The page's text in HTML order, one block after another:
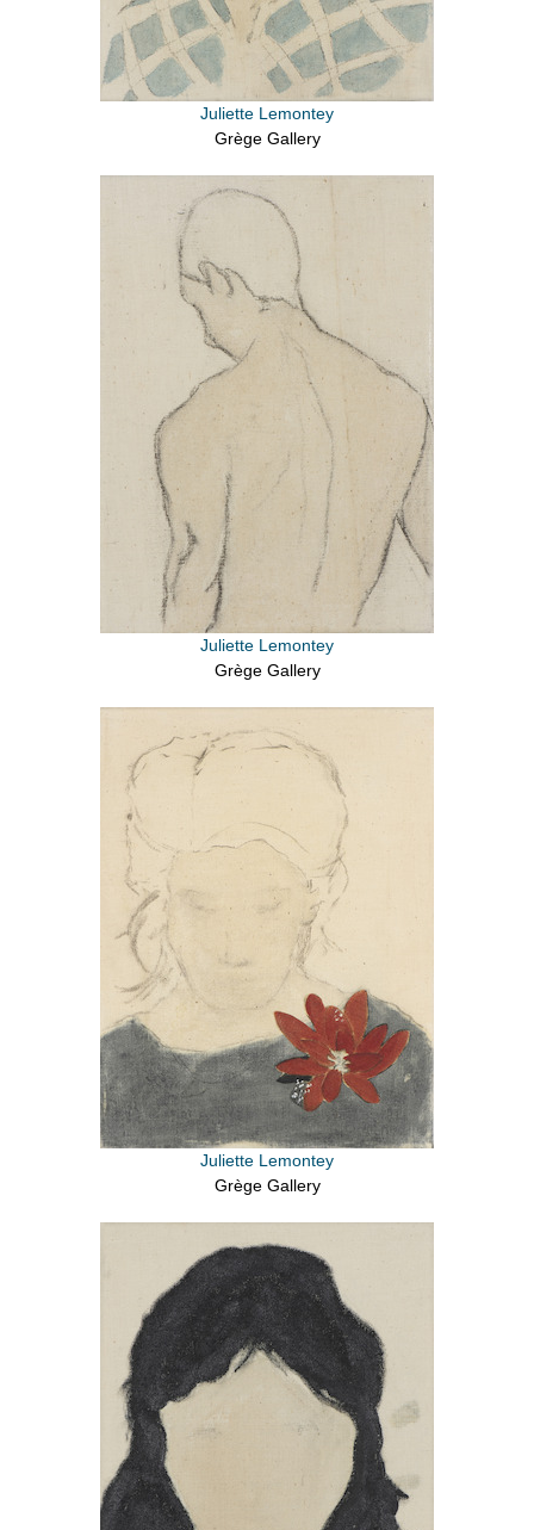
Juliette Lemontey
Grège Gallery
Juliette Lemontey
Grège Gallery
Juliette Lemontey
Grège Gallery